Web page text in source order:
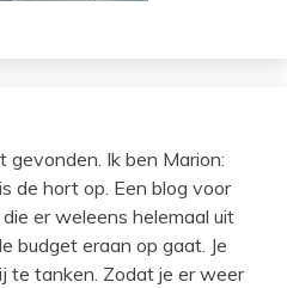
gevonden. Ik ben Marion:
de hort op. Een blog voor
er weleens helemaal uit
budget eraan op gaat. Je
te tanken. Zodat je er weer